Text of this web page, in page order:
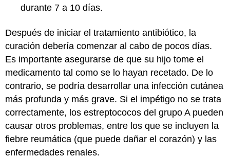
durante 7 a 10 días.
Después de iniciar el tratamiento antibiótico, la
curación debería comenzar al cabo de pocos días.
Es importante asegurarse de que su hijo tome el
medicamento tal como se lo hayan recetado. De lo
contrario, se podría desarrollar una infección cutánea
más profunda y más grave. Si el impétigo no se trata
correctamente, los estreptococos del grupo A pueden
causar otros problemas, entre los que se incluyen la
fiebre reumática (que puede dañar el corazón) y las
enfermedades renales.